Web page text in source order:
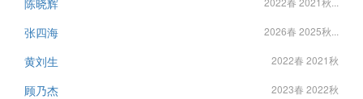
陈晓辉
张四海 2026春 2025秋...
黄刘生 2022春 2021秋
顾乃杰 2023春 2022秋